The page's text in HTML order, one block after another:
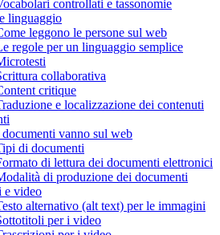
controllati e tassonomie
linguaggio
leggono le persone sul web
regole per un linguaggio semplice
collaborativa
critique
e localizzazione dei contenuti
vanno sul web
di documenti
di lettura dei documenti elettronici
di produzione dei documenti
e video
alternativo (alt text) per le immagini
per i video